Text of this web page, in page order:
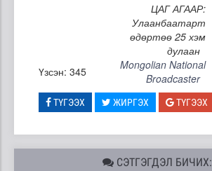
ЦАГ АГААР:
Улаанбаатарт
өдөртөө 25 хэм
дулаан
Үзсэн: 345
Mongolian National
Broadcaster
ТҮГЭЭХ ЖИРГЭХ ТҮГЭЭХ
СЭТГЭГДЭЛ БИЧИХ: